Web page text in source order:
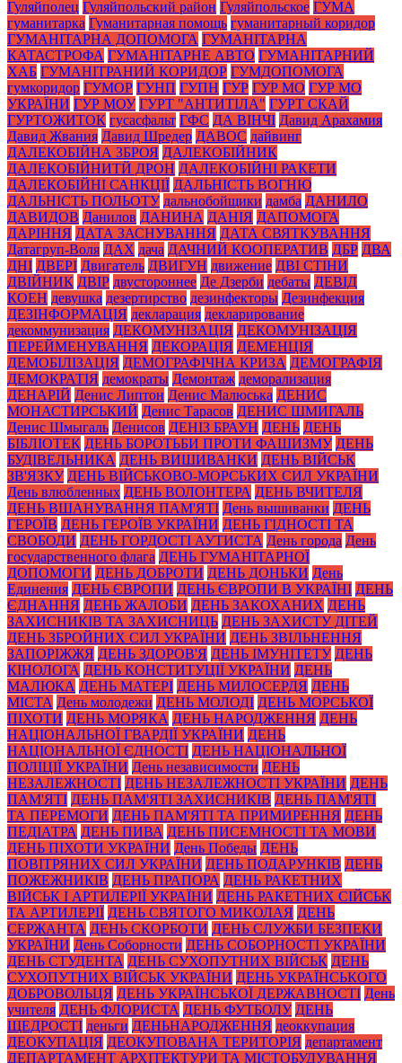
Гуляйполец Гуляйпольский район Гуляйпольское ГУМА
гуманитарка Гуманитарная помощь гуманитарный коридор
ГУМАНІТАРНА ДОПОМОГА ГУМАНІТАРНА
КАТАСТРОФА ГУМАНІТАРНЕ АВТО ГУМАНІТАРНИЙ
ХАБ ГУМАНІТРАНИЙ КОРИДОР ГУМДОПОМОГА
гумкоридор ГУМОР ГУНП ГУПН ГУР ГУР МО ГУР МО
УКРАЇНИ ГУР МОУ ГУРТ "АНТИТІЛА" ГУРТ СКАЙ
ГУРТОЖИТОК гусасфальт ГФС ДА ВІНЧІ Давид Арахамия
Давид Жвания Давид Шредер ДАВОС дайвинг
ДАЛЕКОБІЙНА ЗБРОЯ ДАЛЕКОБІЙНИК
ДАЛЕКОБІЙНИТЙ ДРОН ДАЛЕКОБІЙНІ РАКЕТИ
ДАЛЕКОБІЙНІ САНКЦІЇ ДАЛЬНІСТЬ ВОГНЮ
ДАЛЬНІСТЬ ПОЛЬОТУ дальнобойщики дамба ДАНИЛО
ДАВИДОВ Данилов ДАНИНА ДАНІЯ ДАПОМОГА
ДАРІННЯ ДАТА ЗАСНУВАННЯ ДАТА СВЯТКУВАННЯ
Датагруп-Воля ДАХ дача ДАЧНИЙ КООПЕРАТИВ ДБР ДВА
ДНІ ДВЕРІ Двигатель ДВИГУН движение ДВІ СТІНИ
ДВІЙНИК ДВІР двустороннее Де Дзерби дебаты ДЕВІД
КОЕН девушка дезертирство дезинфекторы Дезинфекция
ДЕЗІНФОРМАЦІЯ декларация декларирование
декоммунизация ДЕКОМУНІЗАЦІЯ ДЕКОМУНІЗАЦІЯ
ПЕРЕЙМЕНУВАННЯ ДЕКОРАЦІЯ ДЕМЕНЦІЯ
ДЕМОБІЛІЗАЦІЯ ДЕМОГРАФІЧНА КРИЗА ДЕМОГРАФІЯ
ДЕМОКРАТІЯ демократы Демонтаж деморализация
ДЕНАРІЙ Денис Липтон Денис Малюська ДЕНИС
МОНАСТИРСЬКИЙ Денис Тарасов ДЕНИС ШМИГАЛЬ
Денис Шмыгаль Денисов ДЕНІЗ БРАУН ДЕНЬ ДЕНЬ
БІБЛІОТЕК ДЕНЬ БОРОТЬБИ ПРОТИ ФАШИЗМУ ДЕНЬ
БУДІВЕЛЬНИКА ДЕНЬ ВИШИВАНКИ ДЕНЬ ВІЙСЬК
ЗВ'ЯЗКУ ДЕНЬ ВІЙСЬКОВО-МОРСЬКИХ СИЛ УКРАЇНИ
День влюбленных ДЕНЬ ВОЛОНТЕРА ДЕНЬ ВЧИТЕЛЯ
ДЕНЬ ВШАНУВАННЯ ПАМ'ЯТІ День вышиванки ДЕНЬ
ГЕРОЇВ ДЕНЬ ГЕРОЇВ УКРАЇНИ ДЕНЬ ГІДНОСТІ ТА
СВОБОДИ ДЕНЬ ГОРДОСТІ АУТИСТА День города День
государственного флага ДЕНЬ ГУМАНІТАРНОЇ
ДОПОМОГИ ДЕНЬ ДОБРОТИ ДЕНЬ ДОНЬКИ День
Единения ДЕНЬ ЄВРОПИ ДЕНЬ ЄВРОПИ В УКРАЇНІ ДЕНЬ
ЄДНАННЯ ДЕНЬ ЖАЛОБИ ДЕНЬ ЗАКОХАНИХ ДЕНЬ
ЗАХИСНИКІВ ТА ЗАХИСНИЦЬ ДЕНЬ ЗАХИСТУ ДІТЕЙ
ДЕНЬ ЗБРОЙНИХ СИЛ УКРАЇНИ ДЕНЬ ЗВІЛЬНЕННЯ
ЗАПОРІЖЖЯ ДЕНЬ ЗДОРОВ'Я ДЕНЬ ІМУНІТЕТУ ДЕНЬ
КІНОЛОГА ДЕНЬ КОНСТИТУЦІЇ УКРАЇНИ ДЕНЬ
МАЛЮКА ДЕНЬ МАТЕРІ ДЕНЬ МИЛОСЕРДЯ ДЕНЬ
МІСТА День молодежи ДЕНЬ МОЛОДІ ДЕНЬ МОРСЬКОЇ
ПІХОТИ ДЕНЬ МОРЯКА ДЕНЬ НАРОДЖЕННЯ ДЕНЬ
НАЦІОНАЛЬНОЇ ГВАРДІЇ УКРАЇНИ ДЕНЬ
НАЦІОНАЛЬНОЇ ЄДНОСТІ ДЕНЬ НАЦІОНАЛЬНОЇ
ПОЛІЦІЇ УКРАЇНИ День независимости ДЕНЬ
НЕЗАЛЕЖНОСТІ ДЕНЬ НЕЗАЛЕЖНОСТІ УКРАЇНИ ДЕНЬ
ПАМ'ЯТІ ДЕНЬ ПАМ'ЯТІ ЗАХИСНИКІВ ДЕНЬ ПАМ'ЯТІ
ТА ПЕРЕМОГИ ДЕНЬ ПАМ'ЯТІ ТА ПРИМИРЕННЯ ДЕНЬ
ПЕДІАТРА ДЕНЬ ПИВА ДЕНЬ ПИСЕМНОСТІ ТА МОВИ
ДЕНЬ ПІХОТИ УКРАЇНИ День Победы ДЕНЬ
ПОВІТРЯНИХ СИЛ УКРАЇНИ ДЕНЬ ПОДАРУНКІВ ДЕНЬ
ПОЖЕЖНИКІВ ДЕНЬ ПРАПОРА ДЕНЬ РАКЕТНИХ
ВІЙСЬК І АРТИЛЕРІЇ УКРАЇНИ ДЕНЬ РАКЕТНИХ СІЙСЬК
ТА АРТИЛЕРІЇ ДЕНЬ СВЯТОГО МИКОЛАЯ ДЕНЬ
СЕРЖАНТА ДЕНЬ СКОРБОТИ ДЕНЬ СЛУЖБИ БЕЗПЕКИ
УКРАЇНИ День Соборности ДЕНЬ СОБОРНОСТІ УКРАЇНИ
ДЕНЬ СТУДЕНТА ДЕНЬ СУХОПУТНИХ ВІЙСЬК ДЕНЬ
СУХОПУТНИХ ВІЙСЬК УКРАЇНИ ДЕНЬ УКРАЇНСЬКОГО
ДОБРОВОЛЬЦЯ ДЕНЬ УКРАЇНСЬКОЇ ДЕРЖАВНОСТІ День
учителя ДЕНЬ ФЛОРИСТА ДЕНЬ ФУТБОЛУ ДЕНЬ
ЩЕДРОСТІ деньги ДЕНЬНАРОДЖЕННЯ деоккупация
ДЕОКУПАЦІЯ ДЕОКУПОВАНА ТЕРИТОРІЯ департамент
ДЕПАРТАМЕНТ АРХІТЕКТУРИ ТА МІСТОБУДУВАННЯ